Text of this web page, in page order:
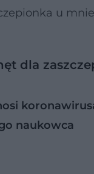
u
dla
naukowca